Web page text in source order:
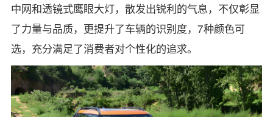
中网和透镜式鹰眼大灯，散发出锐利的气息，不仅彰显
了力量与品质，更提升了车辆的识别度，7种颜色可
选，充分满足了消费者对个性化的追求。